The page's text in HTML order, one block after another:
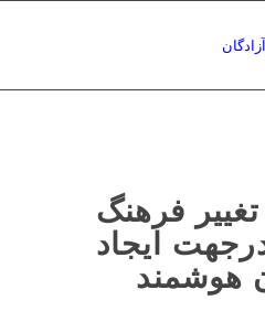
فرهنگ
ایجاد
هوشمند